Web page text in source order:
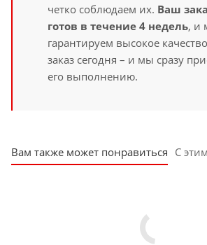
четко соблюдаем их. Ваш
готов в течение 4 недель, и
гарантируем высокое
заказ сегодня – и мы сразу
его выполнению.
Вам также может понравиться С